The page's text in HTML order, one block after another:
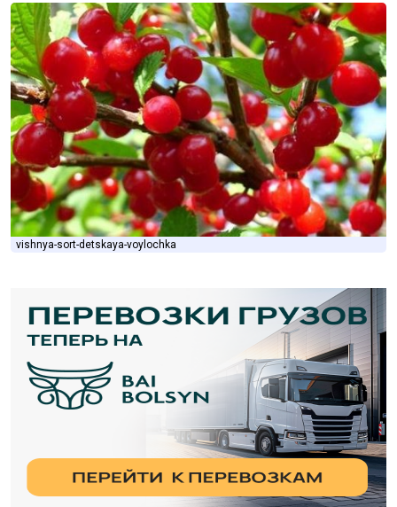
vishnya-sort-detskaya-voylochka